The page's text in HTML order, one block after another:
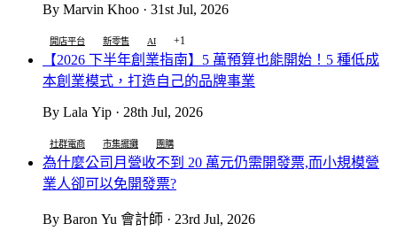
By Marvin Khoo · 31st Jul, 2026
開店平台 新零售 AI +1
【2026 下半年創業指南】5 萬預算也能開始！5 種低成
本創業模式，打造自己的品牌事業
By Lala Yip · 28th Jul, 2026
社群電商 市集擺攤 團購
為什麼公司月營收不到 20 萬元仍需開發票,而小規模營
業人卻可以免開發票?
By Baron Yu 會計師 · 23rd Jul, 2026